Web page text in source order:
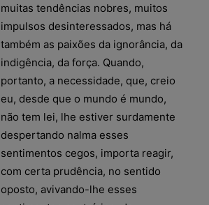
muitas tendências nobres, muitos
impulsos desinteressados, mas há
também as paixões da ignorância, da
indigência, da força. Quando,
portanto, a necessidade, que, creio
eu, desde que o mundo é mundo,
não tem lei, lhe estiver surdamente
despertando nalma esses
sentimentos cegos, importa reagir,
com certa prudência, no sentido
oposto, avivando-lhe esses